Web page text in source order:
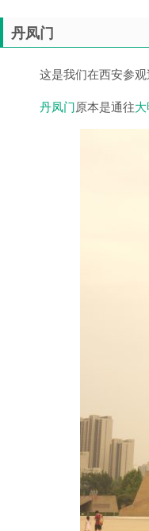
丹凤门
这是我们在西安参
丹凤门原本是通往